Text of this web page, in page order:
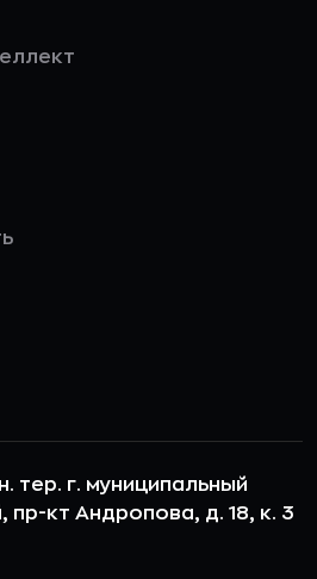
тер. г. муниципальный
пр-кт Андропова, д. 18, к. 3